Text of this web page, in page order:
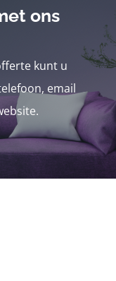
ons
kunt u
email